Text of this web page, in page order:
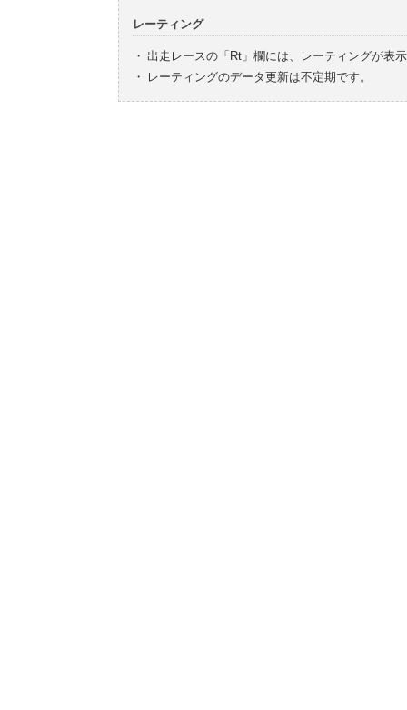
レーティング
・ 出走レースの「Rt」欄には、レーティングが表
・
レーティングのデータ更新は不定期です。